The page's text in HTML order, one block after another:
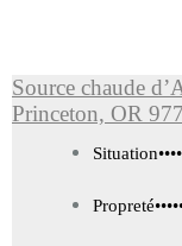
Source chaude
Princeton, OR
Situation••••
Propreté•••